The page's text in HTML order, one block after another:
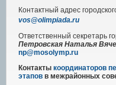
Контактный адрес
vos@olimpiada.ru
Ответственный секретарь
Петровская Наталья
np@mosolymp.ru
Контакты координаторов
этапов в межрайонных